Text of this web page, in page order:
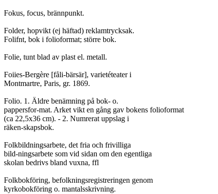
Fokus, focus, brännpunkt.
Folder, hopvikt (ej häftad) reklamtrycksak.
Folifnt, bok i folioformat; större bok.
Folie, tunt blad av plast el. metall.
Foiies-Bergère [fåli-bärsär], varietéteater i
Montmartre, Paris, gr. 1869.
Folio. 1. Äldre benämning på bok- o.
pappersfor-mat. Arket vikt en gång gav bokens folioformat
(ca 22,5x36 cm). - 2. Numrerat uppslag i
räken-skapsbok.
Folkbildningsarbete, det fria och frivilliga
bild-ningsarbete som vid sidan om den egentliga
skolan bedrivs bland vuxna, ffl
Folkbokföring, befolkningsregistreringen genom
kyrkobokföring o. mantalsskrivning.